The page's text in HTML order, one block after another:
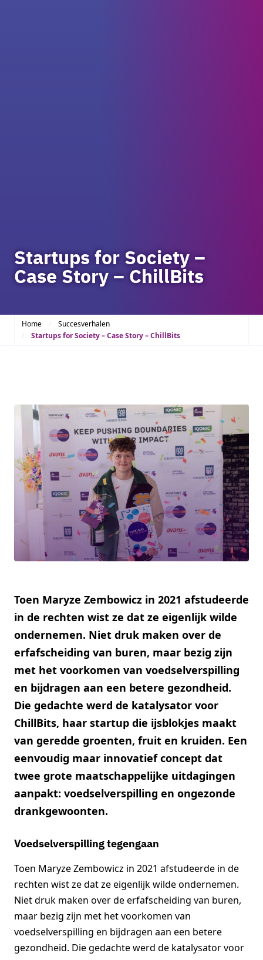
Startups for Society –
Case Story – ChillBits
Home
Succesverhalen
Startups for Society – Case Story – ChillBits
Toen Maryze Zembowicz in 2021 afstudeerde
in de rechten wist ze dat ze eigenlijk wilde
ondernemen. Niet druk maken over de
erfafscheiding van buren, maar bezig zijn
met het voorkomen van voedselverspilling
en bijdragen aan een betere gezondheid.
Die gedachte werd de katalysator voor
ChillBits, haar startup die ijsblokjes maakt
van geredde groenten, fruit en kruiden. Een
eenvoudig maar innovatief concept dat
twee grote maatschappelijke uitdagingen
aanpakt: voedselverspilling en ongezonde
drankgewoonten.
Voedselverspilling tegengaan
Toen Maryze Zembowicz in 2021 afstudeerde in de
rechten wist ze dat ze eigenlijk wilde ondernemen.
Niet druk maken over de erfafscheiding van buren,
maar bezig zijn met het voorkomen van
voedselverspilling en bijdragen aan een betere
gezondheid. Die gedachte werd de katalysator voor